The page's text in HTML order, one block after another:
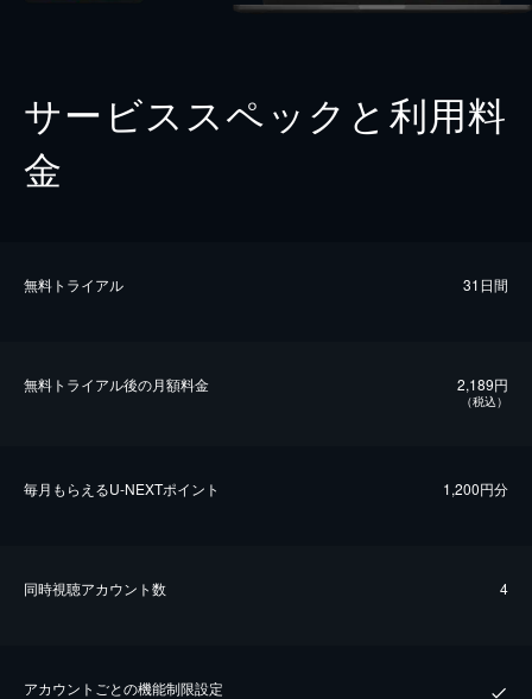
サービススペックと利用料
金
無料トライアル 31日間
無料トライアル後の⽉額料金 2,189円
（税込）
毎⽉もらえるU-NEXTポイント 1,200円分
同時視聴アカウント数 4
アカウントごとの機能制限設定